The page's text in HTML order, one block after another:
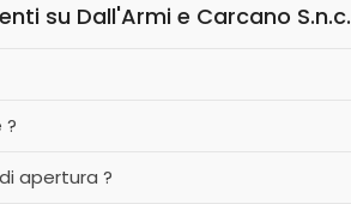
su Dall'Armi e Carcano S.n.c.
?
apertura ?